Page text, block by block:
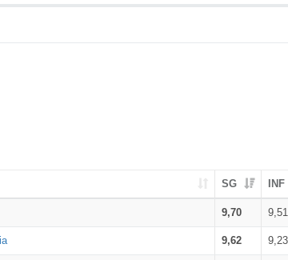
SG INF
9,70 9,51
9,62 9,23